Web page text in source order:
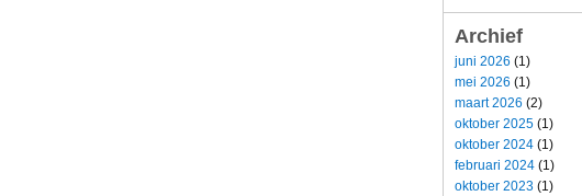
Archief
juni 2026 (1)
mei 2026 (1)
maart 2026 (2)
oktober 2025 (1)
oktober 2024 (1)
februari 2024 (1)
oktober 2023 (1)